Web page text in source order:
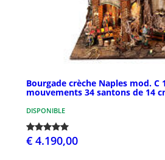
Bourgade crèche Naples mod. C
mouvements 34 santons de 14
DISPONIBLE
€ 4.190,00